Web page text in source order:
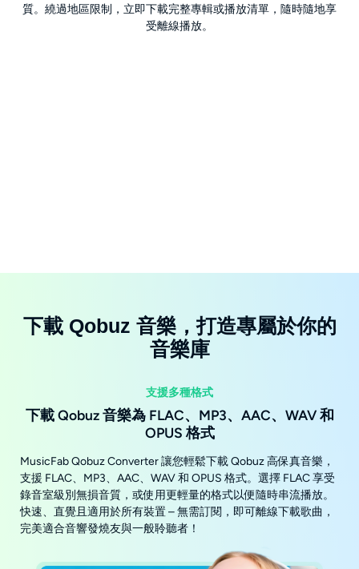
質。繞過地區限制，立即下載完整專輯或播放清單，隨時隨地享
受離線播放。
下載 Qobuz 音樂，打造專屬於你的
音樂庫
支援多種格式
下載 Qobuz 音樂為 FLAC、MP3、AAC、WAV 和
OPUS 格式
MusicFab Qobuz Converter 讓您輕鬆下載 Qobuz 高保真音樂，
支援 FLAC、MP3、AAC、WAV 和 OPUS 格式。選擇 FLAC 享受
錄音室級別無損音質，或使用更輕量的格式以便隨時串流播放。
快速、直覺且適用於所有裝置 – 無需訂閱，即可離線下載歌曲，
完美適合音響發燒友與一般聆聽者！